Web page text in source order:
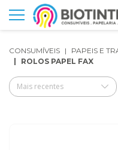
CONSUMÍVEIS
PAPEIS E
ROLOS PAPEL FAX
Mais recentes